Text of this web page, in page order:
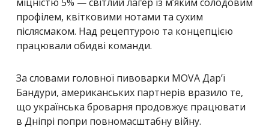
профілем, квітковими нотами та сухим
післясмаком. Над рецептурою та концепцією
працювали обидві команди.
За словами головної пивоварки MOVA Дар’ї
Бандури, американських партнерів вразило те,
що українська броварня продовжує працювати
в Дніпрі попри повномасштабну війну.